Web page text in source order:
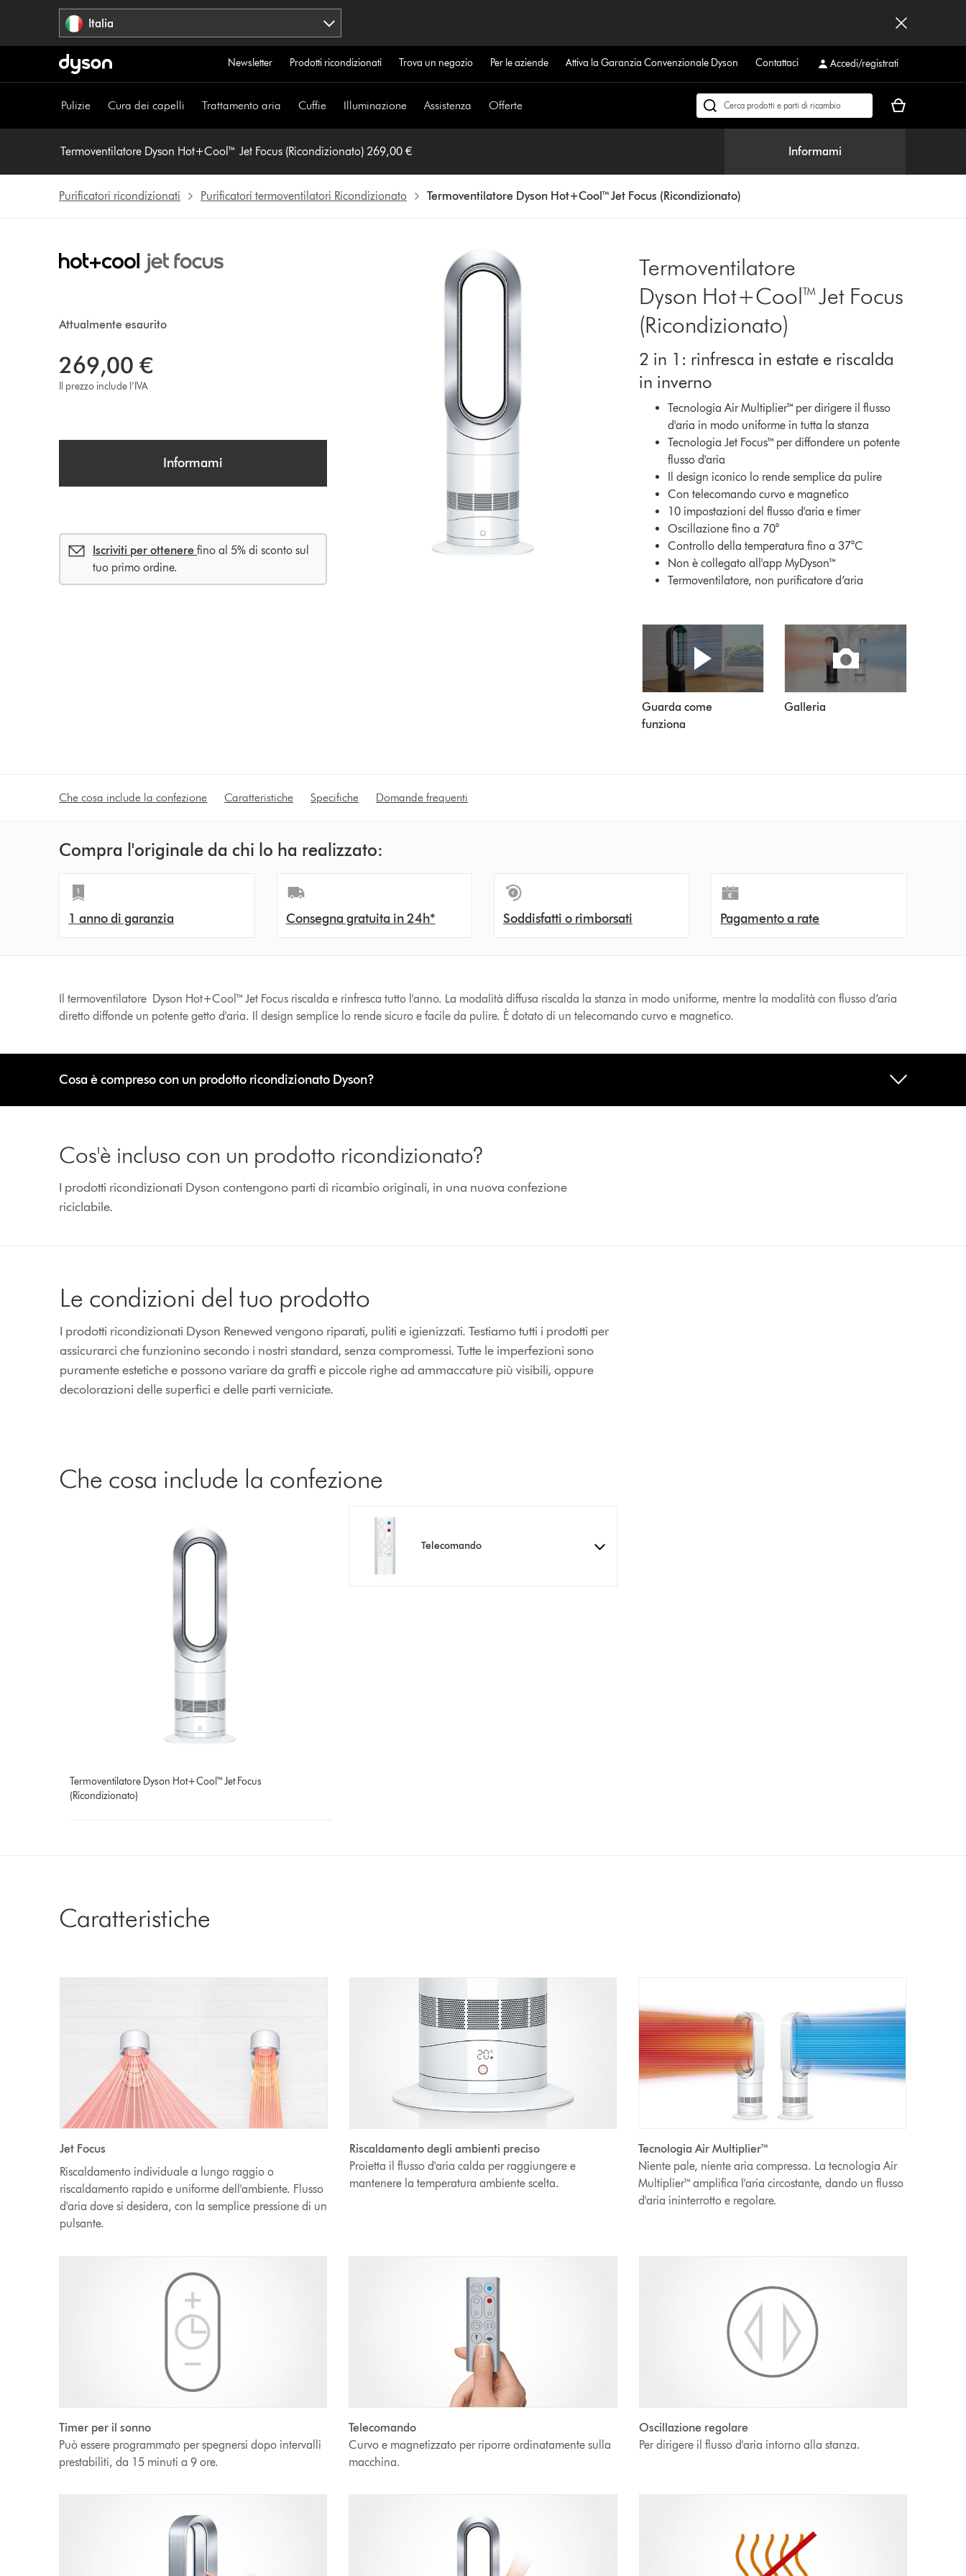
Italia
Newsletter Prodotti ricondizionati Trova un negozio Per le aziende Attiva la Garanzia Convenzionale Dyson Contattaci Accedi/registrati
Pulizie Cura dei capelli Trattamento aria Cuffie Illuminazione Assistenza Offerte
Cerca
Il
Termoventilatore Dyson Hot+Cool™ Jet Focus (Ricondizionato) 269,00 € Informami
Purificatori ricondizionati Purificatori termoventilatori Ricondizionato Termoventilatore Dyson Hot+Cool™ Jet Focus (Ricondizionato)
Attualmente esaurito
269,00 €
Il prezzo include l’IVA
Informami
Iscriviti per ottenerefino al 5% di sconto sul
tuo primo ordine.
Termoventilatore
Dyson Hot+Cool™ Jet Focus
(Ricondizionato)
2 in 1: rinfresca in estate e riscalda
in inverno
Tecnologia Air Multiplier™ per dirigere il flusso
d'aria in modo uniforme in tutta la stanza
Tecnologia Jet Focus™ per diffondere un potente
flusso d'aria
Il design iconico lo rende semplice da pulire
Con telecomando curvo e magnetico
10 impostazioni del flusso d'aria e timer
Oscillazione fino a 70°
Controllo della temperatura fino a 37°C
Non è collegato all'app MyDyson™
Termoventilatore, non purificatore d’aria
Guarda come
funziona
Galleria
Che cosa include la confezione Caratteristiche Specifiche Domande frequenti
Compra l'originale da chi lo ha realizzato:
1 anno di garanzia Consegna gratuita in 24h* Soddisfatti o rimborsati Pagamento a rate
Il termoventilatore Dyson Hot+Cool™ Jet Focus riscalda e rinfresca tutto l'anno. La modalità diffusa riscalda la stanza in modo uniforme, mentre la modalità con flusso d’aria
diretto diffonde un potente getto d'aria. Il design semplice lo rende sicuro e facile da pulire. È dotato di un telecomando curvo e magnetico.
Cosa è compreso con un prodotto ricondizionato Dyson?
Cos'è incluso con un prodotto ricondizionato?
I prodotti ricondizionati Dyson contengono parti di ricambio originali, in una nuova confezione
riciclabile.
Le condizioni del tuo prodotto
I prodotti ricondizionati Dyson Renewed vengono riparati, puliti e igienizzati. Testiamo tutti i prodotti per
assicurarci che funzionino secondo i nostri standard, senza compromessi. Tutte le imperfezioni sono
puramente estetiche e possono variare da graffi e piccole righe ad ammaccature più visibili, oppure
decolorazioni delle superfici e delle parti verniciate.
Che cosa include la confezione
Termoventilatore Dyson Hot+Cool™ Jet Focus
(Ricondizionato)
Telecomando
Caratteristiche
Jet Focus
Riscaldamento individuale a lungo raggio o
riscaldamento rapido e uniforme dell'ambiente. Flusso
d'aria dove si desidera, con la semplice pressione di un
pulsante.
Riscaldamento degli ambienti preciso
Proietta il flusso d'aria calda per raggiungere e
mantenere la temperatura ambiente scelta.
Tecnologia Air Multiplier™
Niente pale, niente aria compressa. La tecnologia Air
Multiplier™ amplifica l'aria circostante, dando un flusso
d'aria ininterrotto e regolare.
Timer per il sonno
Può essere programmato per spegnersi dopo intervalli
prestabiliti, da 15 minuti a 9 ore.
Telecomando
Curvo e magnetizzato per riporre ordinatamente sulla
macchina.
Oscillazione regolare
Per dirigere il flusso d'aria intorno alla stanza.